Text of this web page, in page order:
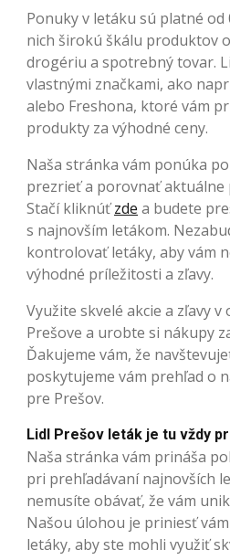
Ponuky v letáku sú platné od
nich širokú škálu produktov
drogériu a spotrebný tovar.
vlastnými značkami, ako
alebo Freshona, ktoré vám
produkty za výhodné ceny.
Naša stránka vám ponúka
prezrieť a porovnať aktuálne
Stačí kliknúťzde a budete
s najnovším letákom.
kontrolovať letáky, aby vám
výhodné príležitosti a zľavy.
Využite skvelé akcie a zľavy v
Prešove a urobte si nákupy
Ďakujeme vám, že
poskytujeme vám prehľad o
pre Prešov.
Lidl Prešov leták je tu vždy
Naša stránka vám prináša
pri prehľadávaní najnovších
nemusíte obávať, že vám
Našou úlohou je priniesť
letáky, aby ste mohli využiť